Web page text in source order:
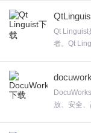
4、选择是否建立软
后，即可导
件提供
别，实现
Qt Linguist
者。Qt
文，名字可
下载体验。
放、安全